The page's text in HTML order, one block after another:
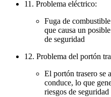
11. Problema eléctrico:
Fuga de
que causa un
de seguridad
12. Problema del portón
El portón trasero se
conduce, lo que
riesgos de seguridad